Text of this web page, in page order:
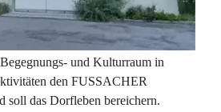
und Kulturraum in
den FUSSACHER
soll das Dorfleben bereichern.